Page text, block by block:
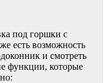
под горшки с
есть возможность
и смотреть
функции, которые